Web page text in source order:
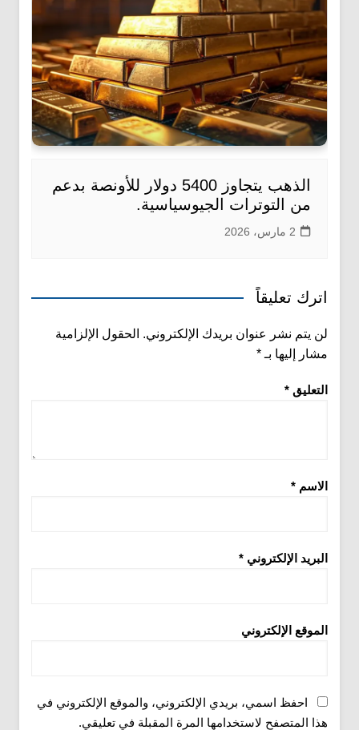
الذهب يتجاوز 5400 دولار للأونصة بدعم
من التوترات الجيوسياسية.
2 مارس، 2026
اترك تعليقاً
لن يتم نشر عنوان بريدك الإلكتروني. الحقول الإلزامية
مشار إليها بـ *
التعليق *
الاسم *
البريد الإلكتروني *
الموقع الإلكتروني
احفظ اسمي، بريدي الإلكتروني، والموقع الإلكتروني في
هذا المتصفح لاستخدامها المرة المقبلة في تعليقي.